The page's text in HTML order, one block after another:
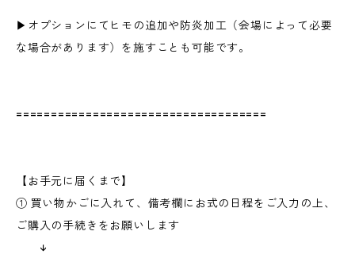
▶オプションにてヒモの追加や防炎加工（会場によって必要
な場合があります）を施すことも可能です。
====================================
【お手元に届くまで】
① 買い物かごに入れて、備考欄にお式の日程をご入力の上、
ご購入の手続きをお願いします
↓